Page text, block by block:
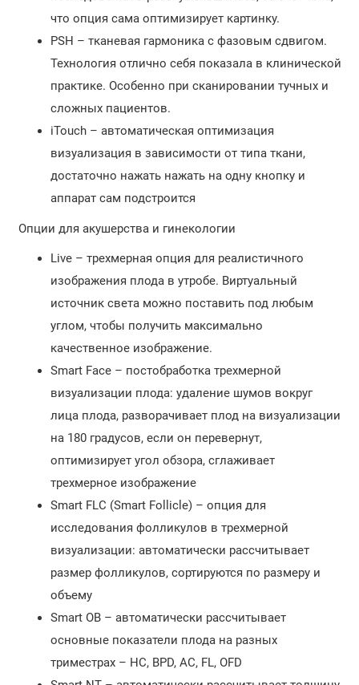
что опция сама оптимизирует картинку.
PSH – тканевая гармоника с фазовым сдвигом.
Технология отлично себя показала в клинической
практике. Особенно при сканировании тучных и
сложных пациентов.
iTouch – автоматическая оптимизация
визуализация в зависимости от типа ткани,
достаточно нажать нажать на одну кнопку и
аппарат сам подстроится
Опции для акушерства и гинекологии
Live – трехмерная опция для реалистичного
изображения плода в утробе. Виртуальный
источник света можно поставить под любым
углом, чтобы получить максимально
качественное изображение.
Smart Face – постобработка трехмерной
визуализации плода: удаление шумов вокруг
лица плода, разворачивает плод на визуализации
на 180 градусов, если он перевернут,
оптимизирует угол обзора, сглаживает
трехмерное изображение
Smart FLC (Smart Follicle) – опция для
исследования фолликулов в трехмерной
визуализации: автоматически рассчитывает
размер фолликулов, сортируются по размеру и
объему
Smart OB – автоматически рассчитывает
основные показатели плода на разных
триместрах – HC, BPD, AC, FL, OFD